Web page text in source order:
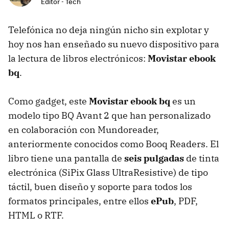
Telefónica no deja ningún nicho sin explotar y
hoy nos han enseñado su nuevo dispositivo para
la lectura de libros electrónicos: Movistar ebook
bq.
Como gadget, este Movistar ebook bq es un
modelo tipo BQ Avant 2 que han personalizado
en colaboración con Mundoreader,
anteriormente conocidos como Booq Readers. El
libro tiene una pantalla de seis pulgadas de tinta
electrónica (SiPix Glass UltraResistive) de tipo
táctil, buen diseño y soporte para todos los
formatos principales, entre ellos ePub, PDF,
HTML o RTF.